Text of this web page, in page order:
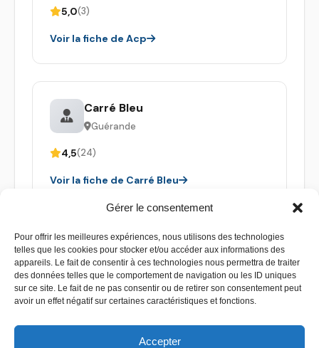
Gérer le consentement
Pour offrir les meilleures expériences, nous utilisons des technologies
telles que les cookies pour stocker et/ou accéder aux informations des
appareils. Le fait de consentir à ces technologies nous permettra de traiter
des données telles que le comportement de navigation ou les ID uniques
sur ce site. Le fait de ne pas consentir ou de retirer son consentement peut
avoir un effet négatif sur certaines caractéristiques et fonctions.
Accepter
5,0(3)
Voir la fiche de Acp
Carré Bleu
Guérande
4,5(24)
Voir la fiche de Carré Bleu